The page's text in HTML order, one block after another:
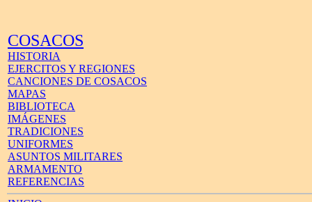
COSACOS
HISTORIA
EJERCITOS Y REGIONES
CANCIONES DE COSACOS
MAPAS
BIBLIOTECA
IMÁGENES
TRADICIONES
UNIFORMES
ASUNTOS MILITARES
ARMAMENTO
REFERENCIAS